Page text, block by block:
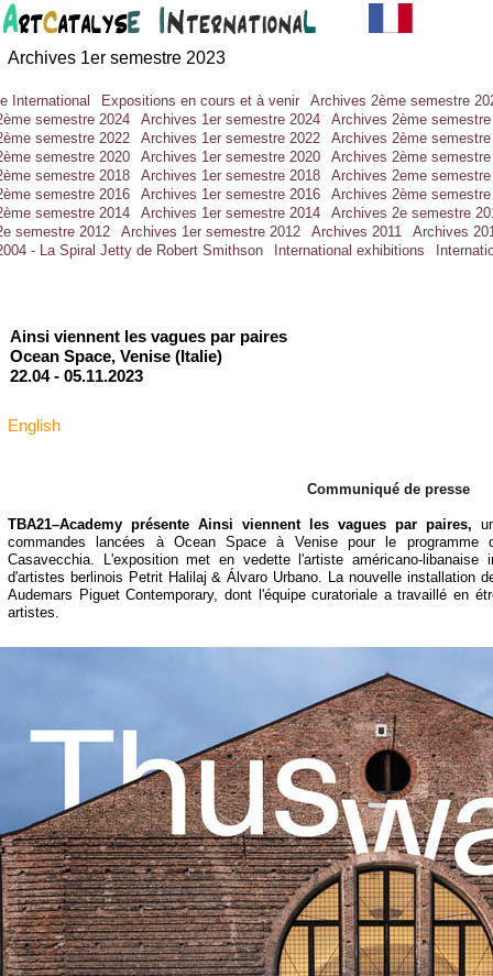
Ainsi viennent les vagues par paires
Ocean Space, Venise (Italie)
22.04 - 05.11.2023
Communiqué de presse
TBA21–Academy présente Ainsi viennent les vagues par paires,
commandes lancées à Ocean Space à Venise pour le programme
Casavecchia. L'exposition met en vedette l'artiste américano-libanaise
d'artistes berlinois Petrit Halilaj & Álvaro Urbano. La nouvelle installation
Audemars Piguet Contemporary, dont l'équipe curatoriale a travaillé en
artistes.
English
Archives 1er semestre 2023
International Expositions en cours et à venir
Archives 2ème semestre
semestre 2024
Archives 1er semestre 2024
Archives 2ème
semestre 2022
Archives 1er semestre 2022
Archives 2ème
semestre 2020
Archives 1er semestre 2020
Archives 2ème
semestre 2018
Archives 1er semestre 2018
Archives 2eme
semestre 2016
Archives 1er semestre 2016
Archives 2ème
semestre 2014
Archives 1er semestre 2014
Archives 2e semestre
semestre 2012
Archives 1er semestre 2012 Archives 2011
Archives
- La Spiral Jetty de Robert Smithson
International exhibitions